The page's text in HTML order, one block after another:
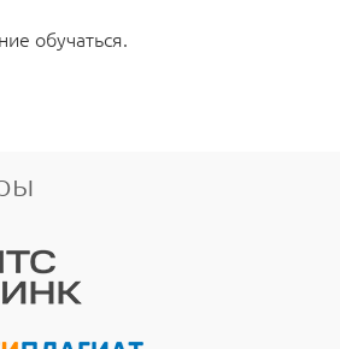
обучаться.